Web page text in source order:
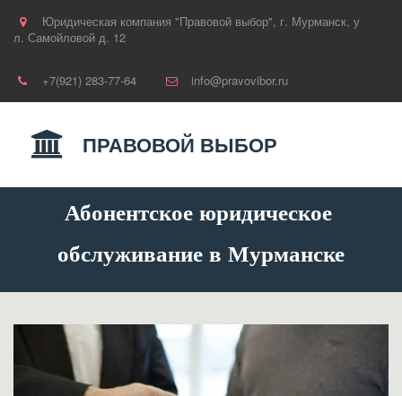
Юридическая компания "Правовой выбор", г. Мурманск, у
л. Самойловой д. 12
+7(921) 283-77-64 info@pravovibor.ru
ПРАВОВОЙ ВЫБОР
Абонентское юридическое
обслуживание в Мурманске